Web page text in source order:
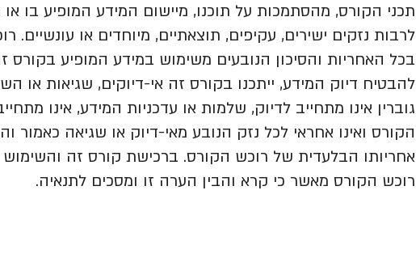
תכני הקורס, מהסתמכות על תוכנו, מיישום המידע המופיע בו
לרבות נזקים ישירים, עקיפים, תוצאתיים, מיוחדים או עונשיים.
בכל האחריות והסיכון הנובעים משימוש במידע המופיע בקורס
להבטיח דיוק המידע, ייתכנו בקורס זה אי-דיוקים, שגיאות או
גוברין אינו מתחייב לדיוק, שלמות או עדכניות המידע, אינו
הקורס ואינו אחראי לכל נזק הנובע מאי-דיוק או שגיאה כאמור
אחריותו הבלעדית של רוכש הקורס. ברכישת קורס זה והשימוש
רוכש הקורס מאשר כי קרא והבין הערה זו ומסכים לתנאיה.